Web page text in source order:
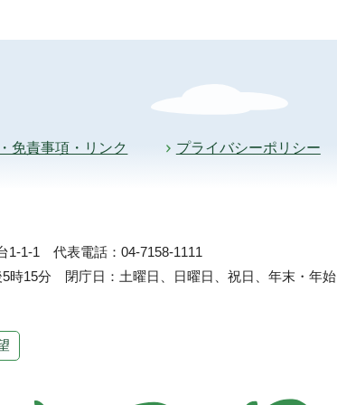
免責事項・リンク プライバシーポリシー
1-1-1 代表電話：04-7158-1111
5時15分 閉庁日：土曜日、日曜日、祝日、年末・年始